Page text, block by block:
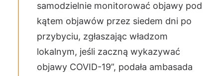
samodzielnie monitorować objawy pod
kątem objawów przez siedem dni po
przybyciu, zgłaszając władzom
lokalnym, jeśli zaczną wykazywać
objawy COVID-19”, podała ambasada